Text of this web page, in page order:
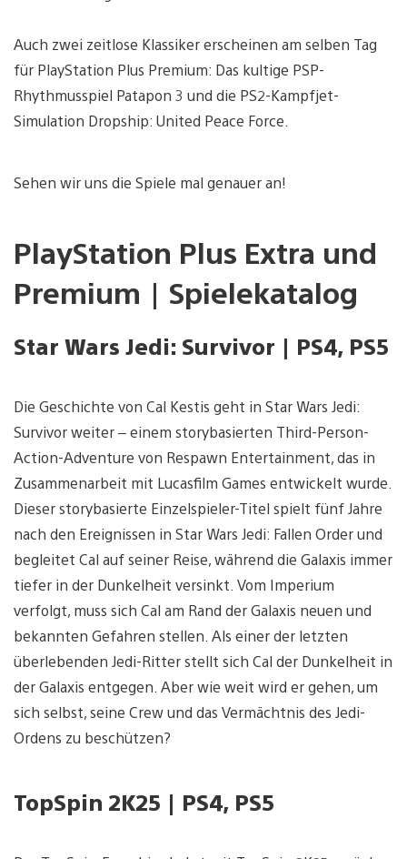
Auch zwei zeitlose Klassiker erscheinen am selben Tag
für PlayStation Plus Premium: Das kultige PSP-
Rhythmusspiel Patapon 3 und die PS2-Kampfjet-
Simulation Dropship: United Peace Force.
Sehen wir uns die Spiele mal genauer an!
PlayStation Plus Extra und
Premium | Spielekatalog
Star Wars Jedi: Survivor | PS4, PS5
Die Geschichte von Cal Kestis geht in Star Wars Jedi:
Survivor weiter – einem storybasierten Third-Person-
Action-Adventure von Respawn Entertainment, das in
Zusammenarbeit mit Lucasfilm Games entwickelt wurde.
Dieser storybasierte Einzelspieler-Titel spielt fünf Jahre
nach den Ereignissen in Star Wars Jedi: Fallen Order und
begleitet Cal auf seiner Reise, während die Galaxis immer
tiefer in der Dunkelheit versinkt. Vom Imperium
verfolgt, muss sich Cal am Rand der Galaxis neuen und
bekannten Gefahren stellen. Als einer der letzten
überlebenden Jedi-Ritter stellt sich Cal der Dunkelheit in
der Galaxis entgegen. Aber wie weit wird er gehen, um
sich selbst, seine Crew und das Vermächtnis des Jedi-
Ordens zu beschützen?
TopSpin 2K25 | PS4, PS5